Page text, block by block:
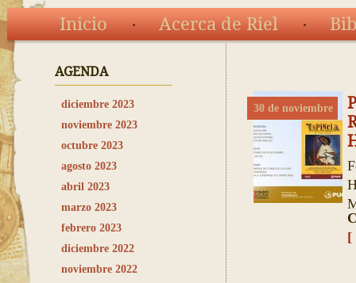
Inicio Acerca de Riel
AGENDA
diciembre 2023
noviembre 2023
octubre 2023
agosto 2023
abril 2023
marzo 2023
febrero 2023
diciembre 2022
noviembre 2022
30 de noviembre
[